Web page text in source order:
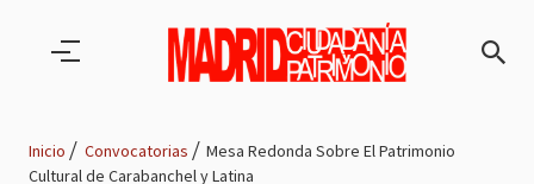
Inicio Convocatorias
Mesa Redonda Sobre El Patrimonio
Cultural de Carabanchel y Latina